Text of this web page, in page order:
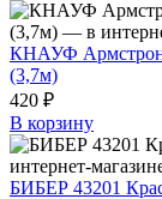
КНАУФ
(3,7м)
420 ₽
В корзину
БИБЕР 43201